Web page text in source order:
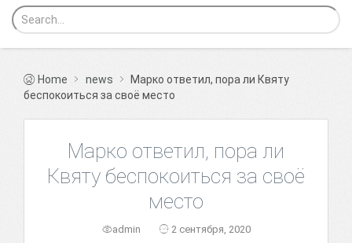
Home news
Марко ответил, пора ли Квяту
беспокоиться за своё место
Марко ответил, пора ли
Квяту беспокоиться за своё
место
admin 2 сентября, 2020